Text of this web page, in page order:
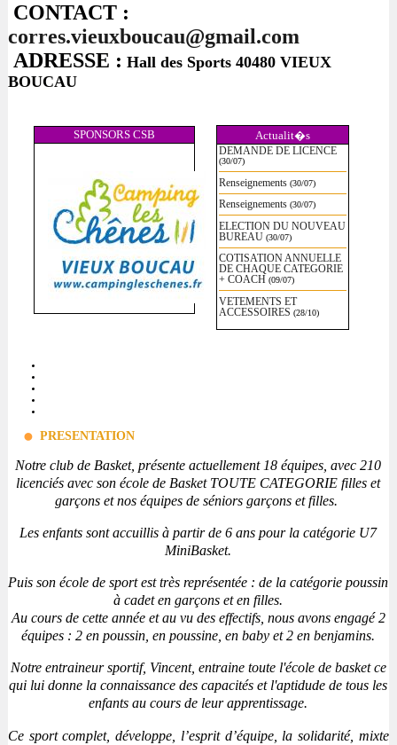
CONTACT :
corres.vieuxboucau@gmail.com
ADRESSE : Hall des Sports 40480 VIEUX
BOUCAU
SPONSORS CSB Actualit�s
DEMANDE DE LICENCE
(30/07)
Renseignements (30/07)
Renseignements (30/07)
ELECTION DU NOUVEAU
BUREAU (30/07)
COTISATION ANNUELLE
DE CHAQUE CATEGORIE
+ COACH (09/07)
VETEMENTS ET
ACCESSOIRES (28/10)
PRESENTATION
Notre club de Basket, présente actuellement 18 équipes, avec 210
licenciés avec son école de Basket TOUTE CATEGORIE filles et
garçons et nos équipes de séniors garçons et filles.
Les enfants sont accuillis à partir de 6 ans pour la catégorie U7
MiniBasket.
Puisson école de sport est très représentée : de la catégorie poussin
à cadet en garçons et en filles.
Au cours de cette année et au vu des effectifs, nous avons engagé 2
équipes : 2 en poussin, en poussine, en baby et 2 en benjamins.
Notre entraineur sportif, Vincent, entraine toute l'école de basket ce
qui lui donne la connaissance des capacités et l'aptidude de tous les
enfants au cours de leur apprentissage.
Ce sport complet, développe, l’esprit d’équipe, la solidarité, mixte